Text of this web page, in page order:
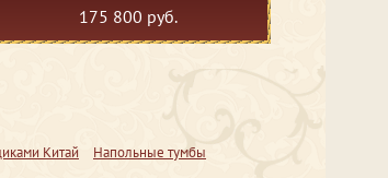
175 800 руб.
Китай
Напольные тумбы